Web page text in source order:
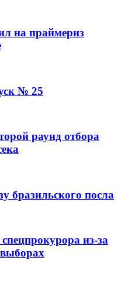
на праймериз
№ 25
раунд отбора
бразильского посла
из-за